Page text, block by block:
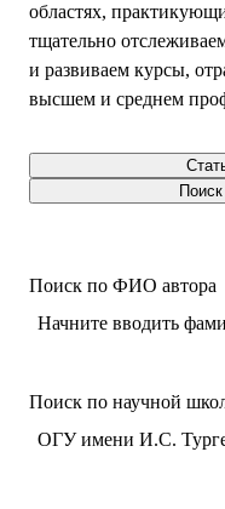
областях,
тщательно
и развиваем курсы,
высшем и среднем
Поиск по ФИО автора
Начните вводить
Поиск по научной